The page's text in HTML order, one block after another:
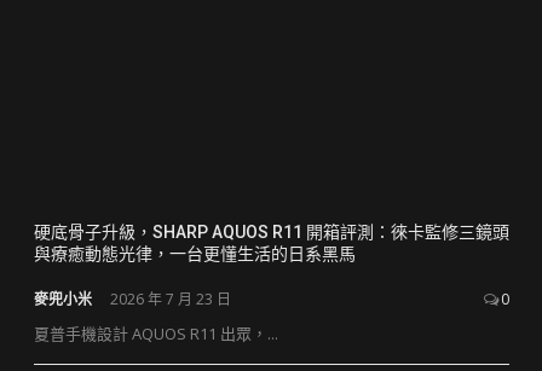
硬底骨子升級，SHARP AQUOS R11 開箱評測：徠卡監修三鏡頭
與療癒動態光律，一台更懂生活的日系黑馬
麥兜小米 2026 年 7 月 23 日 0
夏普手機設計 AQUOS R11 出眾，...